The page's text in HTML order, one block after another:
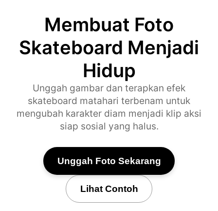
Membuat Foto
Skateboard Menjadi
Hidup
Unggah gambar dan terapkan efek
skateboard matahari terbenam untuk
mengubah karakter diam menjadi klip aksi
siap sosial yang halus.
Unggah Foto Sekarang
Lihat Contoh